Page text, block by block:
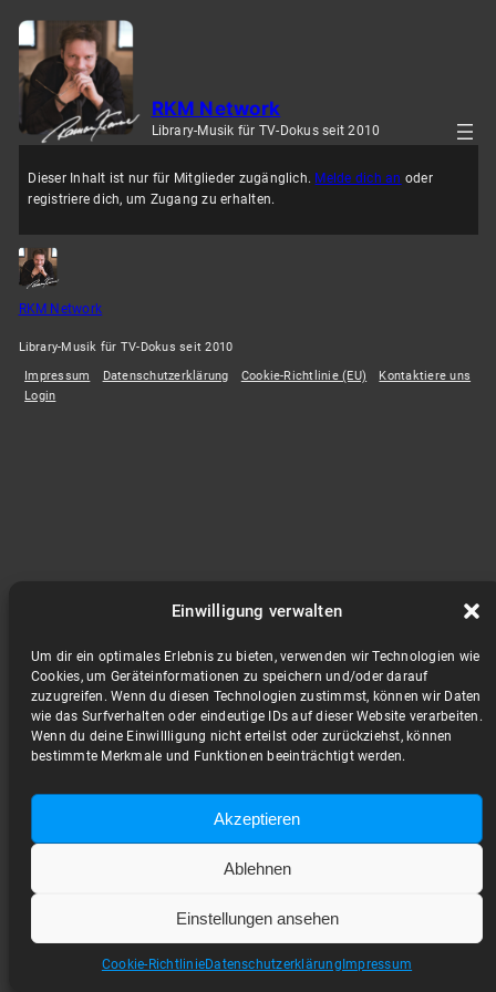
Einwilligung verwalten
Um dir ein optimales Erlebnis zu bieten, verwenden wir Technologien wie
Cookies, um Geräteinformationen zu speichern und/oder darauf
zuzugreifen. Wenn du diesen Technologien zustimmst, können wir Daten
wie das Surfverhalten oder eindeutige IDs auf dieser Website verarbeiten.
Wenn du deine Einwillligung nicht erteilst oder zurückziehst, können
bestimmte Merkmale und Funktionen beeinträchtigt werden.
Akzeptieren
Ablehnen
Einstellungen ansehen
Cookie-RichtlinieDatenschutzerklärung Impressum
Zum
Inhalt
springen
RKM Network
Library-Musik für TV-Dokus seit 2010
Dieser Inhalt ist nur für Mitglieder zugänglich. Melde dich an oder
registriere dich, um Zugang zu erhalten.
RKM Network
Library-Musik für TV-Dokus seit 2010
Impressum
Datenschutzerklärung Cookie-Richtlinie (EU)
Kontaktiere uns
Login